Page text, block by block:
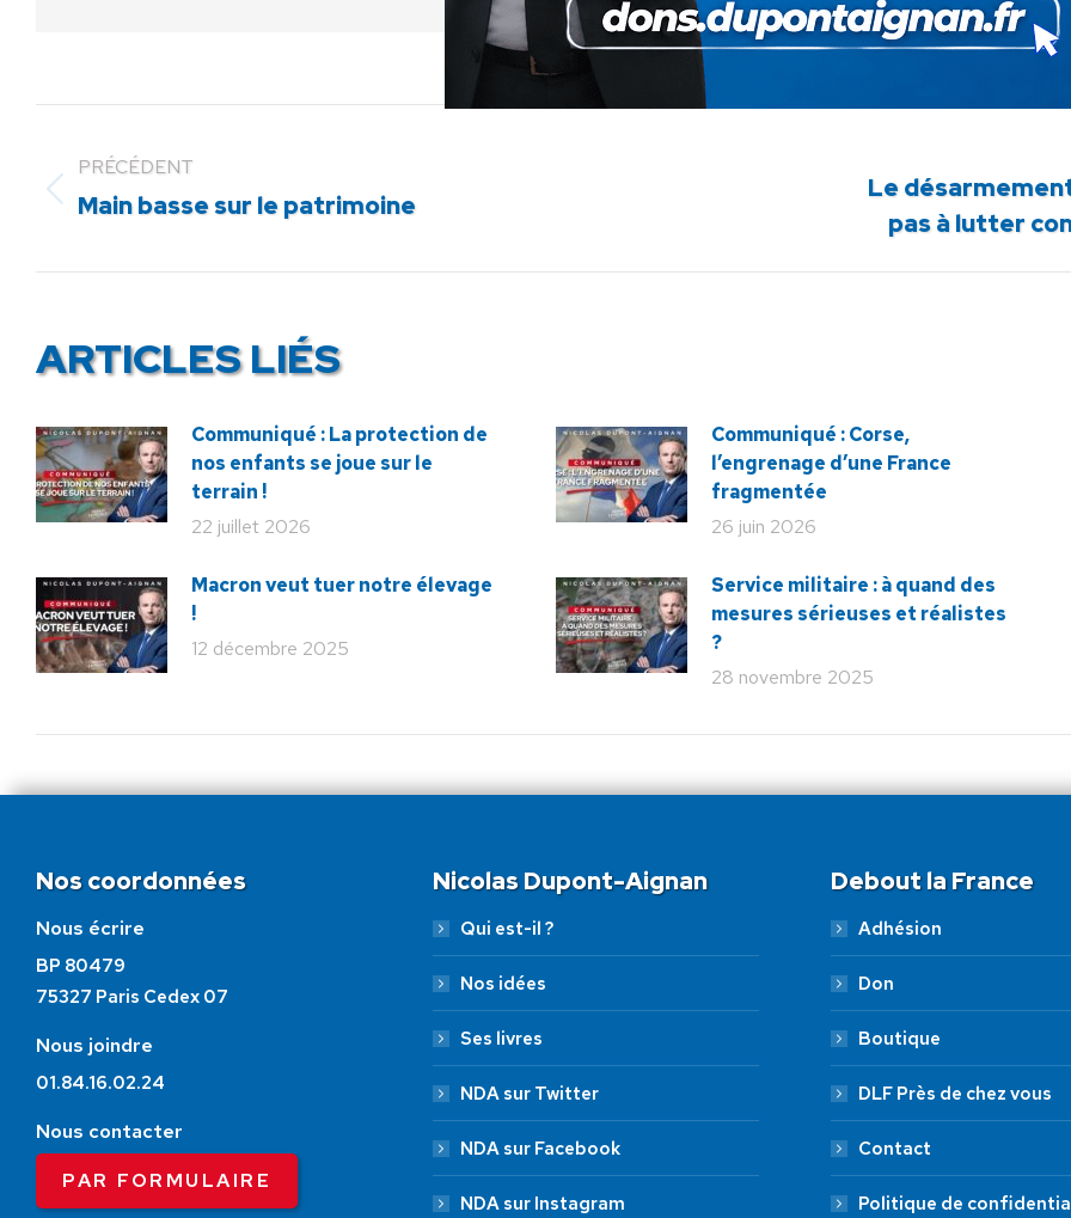
PRÉCÉDENT
Article
Main basse sur le patrimoine
ArticleLe
pas à lutter
ARTICLES LIÉS
Communiqué : La protection de
nos enfants se joue sur le
terrain !
22 juillet 2026
Communiqué : Corse,
l’engrenage d’une France
fragmentée
26 juin 2026
Macron veut tuer notre élevage
!
12 décembre 2025
Service militaire : à quand des
mesures sérieuses et réalistes
?
28 novembre 2025
Nos coordonnées
Nous écrire
BP 80479
75327 Paris Cedex 07
Nous joindre
01.84.16.02.24
Nous contacter
PAR FORMULAIRE
Nicolas Dupont-Aignan
Qui est-il ?
Nos idées
Ses livres
NDA sur Twitter
NDA sur Facebook
NDA sur Instagram
Debout la France
Adhésion
Don
Boutique
DLF Près de chez vous
Contact
Politique de